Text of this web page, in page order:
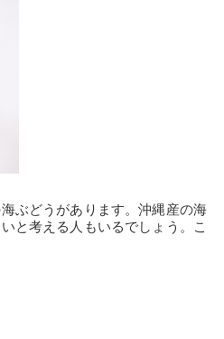
ぶどうがあります。沖縄産の海
と考える人もいるでしょう。こ